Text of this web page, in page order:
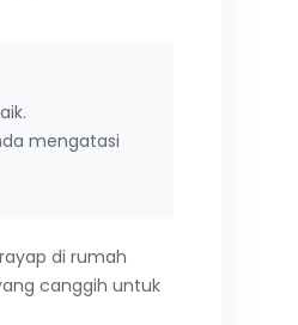
mengatasi
di rumah
canggih untuk